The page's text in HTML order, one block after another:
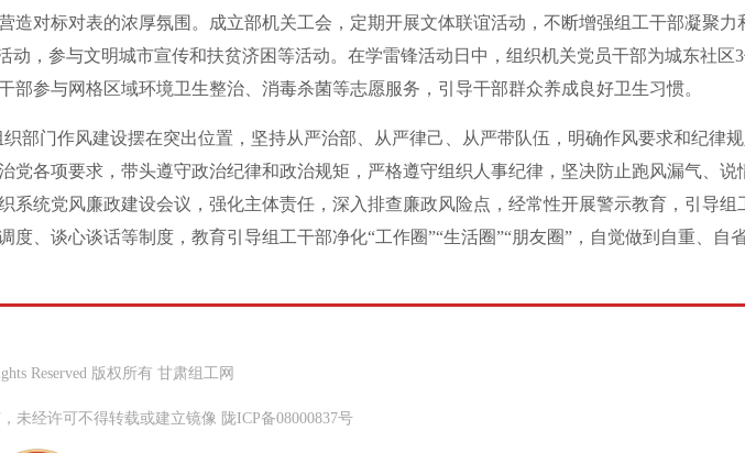
造对标对表的浓厚氛围。成立部机关工会，定期开展文体联谊活动，不断增强组工干部凝聚力
动，参与文明城市宣传和扶贫济困等活动。在学雷锋活动日中，组织机关党员干部为城东社区
部参与网格区域环境卫生整治、消毒杀菌等志愿服务，引导干部群众养成良好卫生习惯。
部门作风建设摆在突出位置，坚持从严治部、从严律己、从严带队伍，明确作风要求和纪律
党各项要求，带头遵守政治纪律和政治规矩，严格遵守组织人事纪律，坚决防止跑风漏气、说
系统党风廉政建设会议，强化主体责任，深入排查廉政风险点，经常性开展警示教育，引导组
、谈心谈话等制度，教育引导组工干部净化“工作圈”“生活圈”“朋友圈”，自觉做到自重、自
Reserved 版权所有 甘肃组工网
未经许可不得转载或建立镜像 陇ICP备08000837号